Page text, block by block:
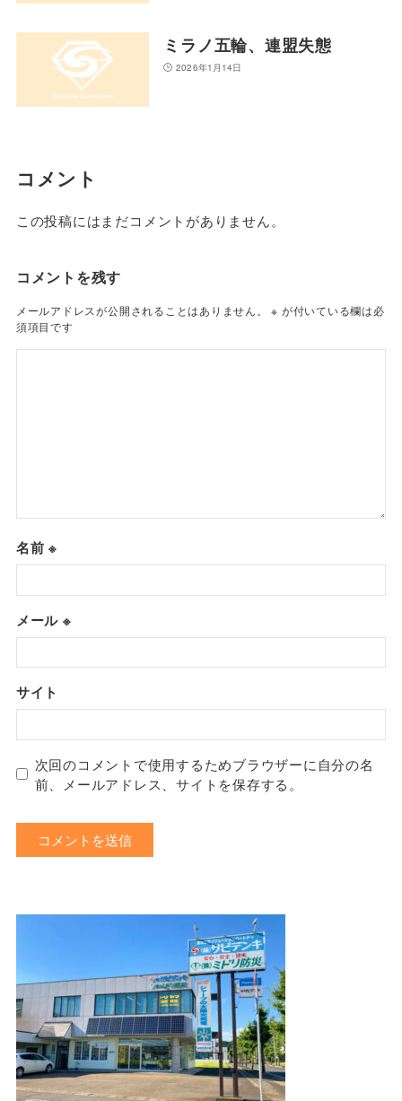
ミラノ五輪、連盟失態
2026年1月14日
コメント
この投稿にはまだコメントがありません。
コメントを残す
メールアドレスが公開されることはありません。 ※ が付いている欄は必
須項目です
名前※
メール ※
サイト
次回のコメントで使用するためブラウザーに自分の名
前、メールアドレス、サイトを保存する。